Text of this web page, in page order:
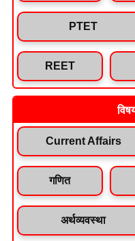
PTET
REET
Current Affairs
गणित
अर्थव्यवस्था